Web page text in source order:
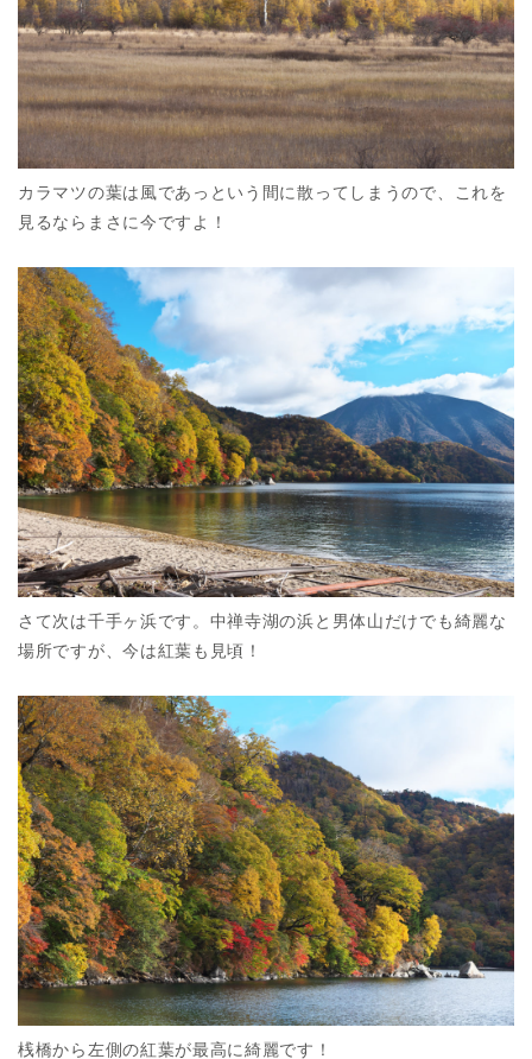
カラマツの葉は風であっという間に散ってしまうので、これを
見るならまさに今ですよ！
さて次は千手ヶ浜です。中禅寺湖の浜と男体山だけでも綺麗な
場所ですが、今は紅葉も見頃！
桟橋から左側の紅葉が最高に綺麗です！